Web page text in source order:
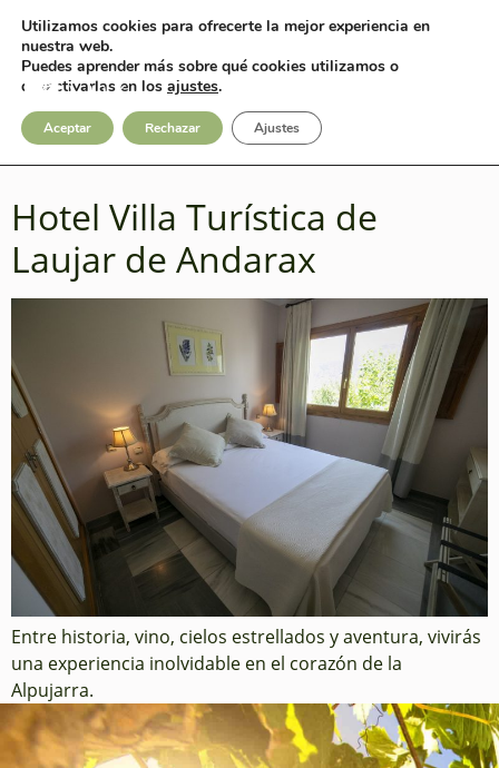
FotosContacto
Categorías de
Hoteles:Laujar de
Andarax
Hotel Villa Turística de
Laujar de Andarax
Entre historia, vino, cielos estrellados y aventura, vivirás
una experiencia inolvidable en el corazón de la
Alpujarra.
Utilizamos cookies para ofrecerte la mejor experiencia en
nuestra web.
Puedes aprender más sobre qué cookies utilizamos o
desactivarlas en los ajustes.
Aceptar Rechazar Ajustes